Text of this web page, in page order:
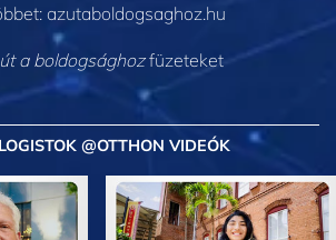
azutaboldogsaghoz.hu
a boldogsághozfüzeteket
@OTTHON VIDEÓK